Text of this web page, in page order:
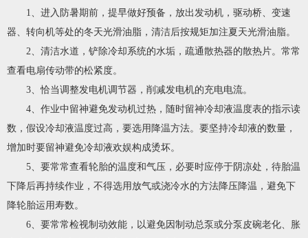
1、进入防暑期前，提早做好预备，放出发动机，驱动桥、变速
器、转向机等处的冬天光滑油脂，清洁后按规矩加注夏天光滑油脂。
2、清洁水道，铲除冷却系统的水垢，疏通散热器的散热片。常常
查看电扇传动带的松紧度。
3、恰当调整发电机调节器，削减发电机的充电电流。
4、作业中留神避免发动机过热，随时留神冷却液温度表的指示读
数，假设冷却液温度过高，要选用降温方法。要坚持冷却液的数量，
增加时要留神避免冷却液欢娱构成烫坏。
5、要常常查看轮胎的温度和气压，必要时应停于阴凉处，待胎温
下降后再持续作业，不得选用放气或浇冷水的方法降压降温，避免下
降轮胎运用寿数。
6、要常常检视制动效能，以避免因制动总泵或分泵皮碗老化、胀